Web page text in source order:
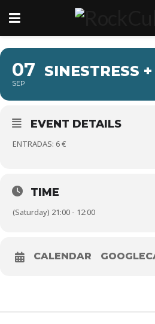
07
SEP
SINESTRESS
EVENT DETAILS
ENTRADAS: 6 €
TIME
(Saturday) 21:00 - 12:00
CALENDAR